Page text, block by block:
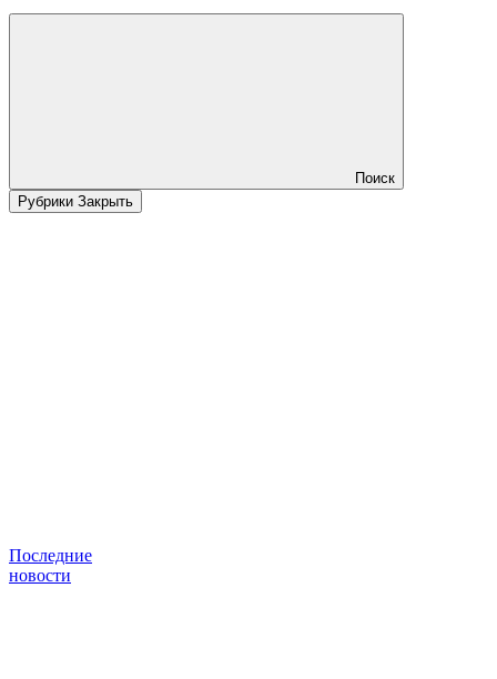
Поиск
Рубрики Закрыть
Последние
новости